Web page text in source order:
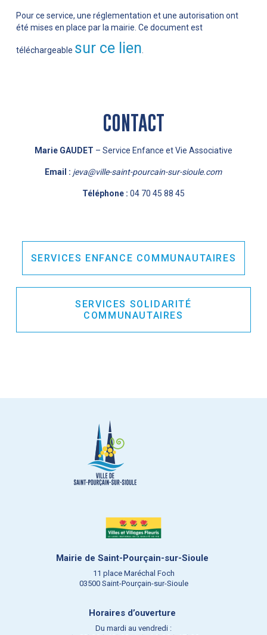
Pour ce service, une réglementation et une autorisation ont
été mises en place par la mairie. Ce document est
téléchargeable sur ce lien
CONTACT
Marie GAUDET – Service Enfance et Vie Associative
Email : jeva@ville-saint-pourcain-sur-sioule.com
Téléphone : 04 70 45 88 45
SERVICES ENFANCE COMMUNAUTAIRES
SERVICES SOLIDARITÉ
COMMUNAUTAIRES
Mairie de Saint-Pourçain-sur-Sioule
11 place Maréchal Foch
03500 Saint-Pourçain-sur-Sioule
Horaires d’ouverture
Du mardi au vendredi :